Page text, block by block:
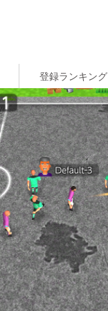
登録ランキング